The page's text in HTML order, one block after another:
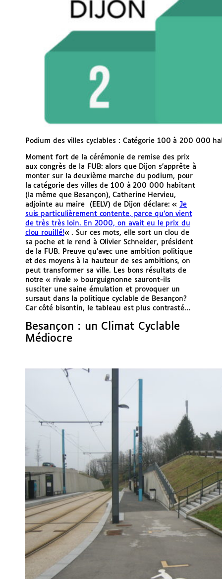
Podium des villes cyclables : Catégorie 100 à 200 000
Moment fort de la cérémonie de remise des prix
aux congrès de la FUB: alors que Dijon s’apprête à
monter sur la deuxième marche du podium, pour
la catégorie des villes de 100 à 200 000 habitant
(la même que Besançon), Catherine Hervieu,
adjointe au maire (EELV) de Dijon déclare: «Je
suis particulièrement contente, parce qu’on vient
de très très loin. En 2000, on avait eu le prix du
clou rouillé!« . Sur ces mots, elle sort un clou de
sa poche et le rend à Olivier Schneider, président
de la FUB. Preuve qu’avec une ambition politique
et des moyens à la hauteur de ses ambitions, on
peut transformer sa ville. Les bons résultats de
notre « rivale » bourguignonne sauront-ils
susciter une saine émulation et provoquer un
sursaut dans la politique cyclable de Besançon?
Car côté bisontin, le tableau est plus contrasté…
Besançon : un Climat Cyclable
Médiocre